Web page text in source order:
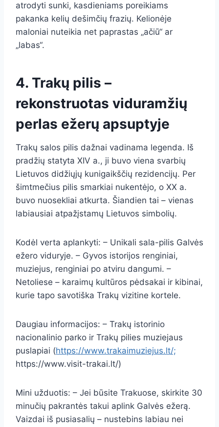
atrodyti sunki, kasdieniams poreikiams
pakanka kelių dešimčių frazių. Kelionėje
maloniai nuteikia net paprastas „ačiū“ ar
„labas“.
4. Trakų pilis –
rekonstruotas viduramžių
perlas ežerų apsuptyje
Trakų salos pilis dažnai vadinama legenda. Iš
pradžių statyta XIV a., ji buvo viena svarbių
Lietuvos didžiųjų kunigaikščių rezidencijų. Per
šimtmečius pilis smarkiai nukentėjo, o XX a.
buvo nuosekliai atkurta. Šiandien tai – vienas
labiausiai atpažįstamų Lietuvos simbolių.
Kodėl verta aplankyti: – Unikali sala-pilis Galvės
ežero viduryje. – Gyvos istorijos renginiai,
muziejus, renginiai po atviru dangumi. –
Netoliese – karaimų kultūros pėdsakai ir kibinai,
kurie tapo savotiška Trakų vizitine kortele.
Daugiau informacijos: – Trakų istorinio
nacionalinio parko ir Trakų pilies muziejaus
puslapiai (https://www.trakaimuziejus.lt/;
https://www.visit-trakai.lt/)
Mini užduotis: – Jei būsite Trakuose, skirkite 30
minučių pakrantės takui aplink Galvės ežerą.
Vaizdai iš pusiasalių – nustebins labiau nei